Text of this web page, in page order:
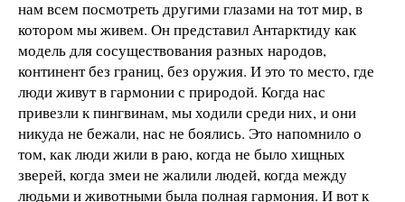
нам всем посмотреть другими глазами на тот мир, в
котором мы живем. Он представил Антарктиду как
модель для сосуществования разных народов,
континент без границ, без оружия. И это то место, где
люди живут в гармонии с природой. Когда нас
привезли к пингвинам, мы ходили среди них, и они
никуда не бежали, нас не боялись. Это напомнило о
том, как люди жили в раю, когда не было хищных
зверей, когда змеи не жалили людей, когда между
людьми и животными была полная гармония. И вот к